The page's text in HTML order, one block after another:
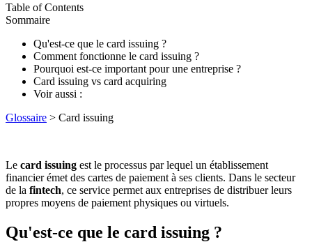
Table of Contents
Sommaire
Qu'est-ce que le card issuing ?
Comment fonctionne le card issuing ?
Pourquoi est-ce important pour une entreprise ?
Card issuing vs card acquiring
Voir aussi :
Glossaire > Card issuing
Le card issuing est le processus par lequel un établissement
financier émet des cartes de paiement à ses clients. Dans le secteur
de la fintech, ce service permet aux entreprises de distribuer leurs
propres moyens de paiement physiques ou virtuels.
Qu'est-ce que le card issuing ?